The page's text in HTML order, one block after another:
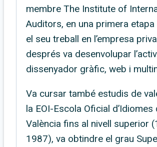
membre The Institute of
Auditors, en una primera etapa
el seu treball en l’empresa
després va desenvolupar
dissenyador gràfic, web i
Va cursar també estudis de
la EOI-Escola Oficial d’Idiomes
València fins al nivell superior
1987), va obtindre el grau